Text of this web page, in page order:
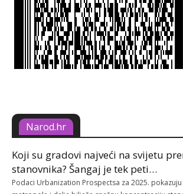
Narod.hr
Koji su gradovi najveći na svijetu
stanovnika? Šangaj je tek peti…
Podaci Urbanization Prospectsa za 2025.